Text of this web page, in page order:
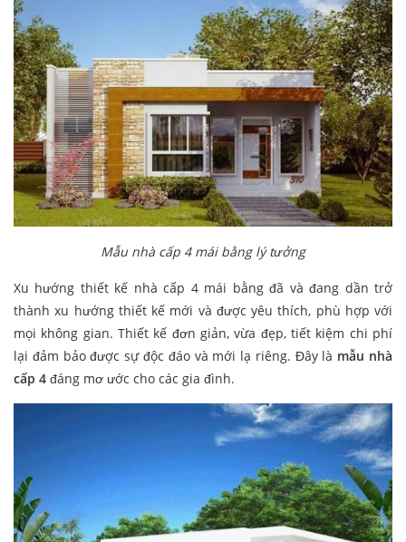
Mẫu nhà cấp 4 mái bằng lý tưởng
Xu hướng thiết kế nhà cấp 4 mái bằng đã và đang dần trở
thành xu hướng thiết kế mới và được yêu thích, phù hợp với
mọi không gian. Thiết kế đơn giản, vừa đẹp, tiết kiệm chi phí
lại đảm bảo được sự độc đáo và mới lạ riêng. Đây là mẫu nhà
cấp 4 đáng mơ ước cho các gia đình.